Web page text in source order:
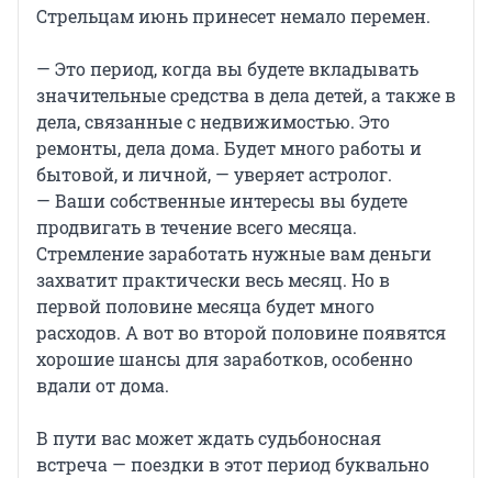
Стрельцам июнь принесет немало перемен.
— Это период, когда вы будете вкладывать
значительные средства в дела детей, а также в
дела, связанные с недвижимостью. Это
ремонты, дела дома. Будет много работы и
бытовой, и личной, — уверяет астролог.
— Ваши собственные интересы вы будете
продвигать в течение всего месяца.
Стремление заработать нужные вам деньги
захватит практически весь месяц. Но в
первой половине месяца будет много
расходов. А вот во второй половине появятся
хорошие шансы для заработков, особенно
вдали от дома.
В пути вас может ждать судьбоносная
встреча — поездки в этот период буквально